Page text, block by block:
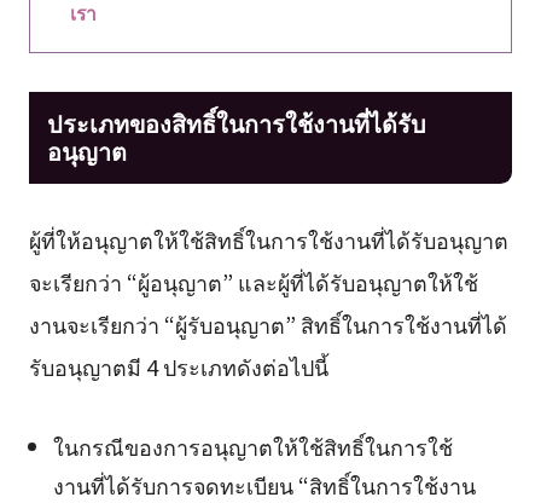
เรา
ประเภทของสิทธิ์ในการใช้งานที่ได้รับ
อนุญาต
ผู้ที่ให้อนุญาตให้ใช้สิทธิ์ในการใช้งานที่ได้รับอนุญาต
จะเรียกว่า “ผู้อนุญาต” และผู้ที่ได้รับอนุญาตให้ใช้
งานจะเรียกว่า “ผู้รับอนุญาต” สิทธิ์ในการใช้งานที่ได้
รับอนุญาตมี 4 ประเภทดังต่อไปนี้
ในกรณีของการอนุญาตให้ใช้สิทธิ์ในการใช้
งานที่ได้รับการจดทะเบียน “สิทธิ์ในการใช้งาน